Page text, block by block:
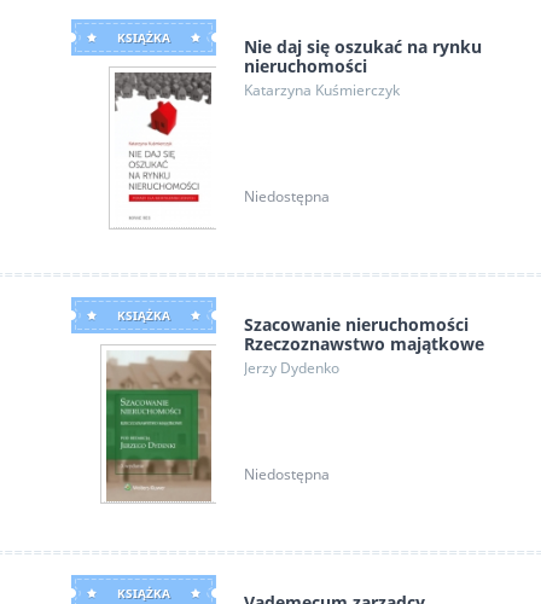
KSIĄŻKA
Nie daj się oszukać na rynku
nieruchomości
Katarzyna Kuśmierczyk
Niedostępna
KSIĄŻKA
Szacowanie nieruchomości
Rzeczoznawstwo majątkowe
Jerzy Dydenko
Niedostępna
KSIĄŻKA